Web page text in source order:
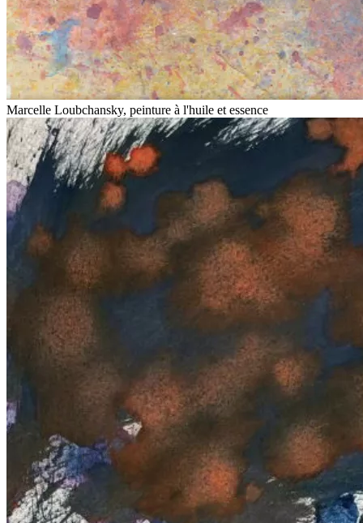
Marcelle Loubchansky, peinture à l'huile et essence